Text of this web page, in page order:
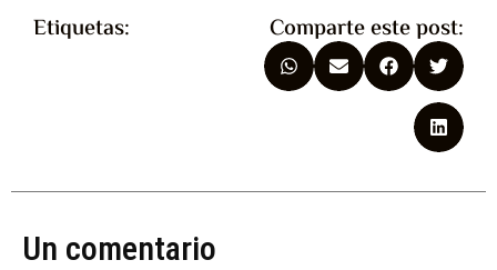
Etiquetas: Comparte este post:
Un comentario